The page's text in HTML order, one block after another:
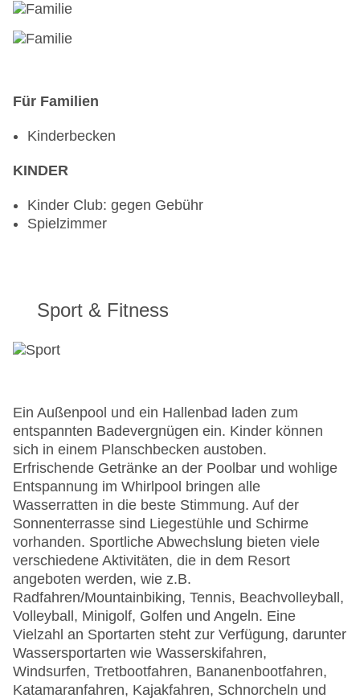
Für Familien
Kinderbecken
KINDER
Kinder Club: gegen Gebühr
Spielzimmer
Sport & Fitness
Ein Außenpool und ein Hallenbad laden zum
entspannten Badevergnügen ein. Kinder können
sich in einem Planschbecken austoben.
Erfrischende Getränke an der Poolbar und wohlige
Entspannung im Whirlpool bringen alle
Wasserratten in die beste Stimmung. Auf der
Sonnenterrasse sind Liegestühle und Schirme
vorhanden. Sportliche Abwechslung bieten viele
verschiedene Aktivitäten, die in dem Resort
angeboten werden, wie z.B.
Radfahren/Mountainbiking, Tennis, Beachvolleyball,
Volleyball, Minigolf, Golfen und Angeln. Eine
Vielzahl an Sportarten steht zur Verfügung, darunter
Wassersportarten wie Wasserskifahren,
Windsurfen, Tretbootfahren, Bananenbootfahren,
Katamaranfahren, Kajakfahren, Schnorcheln und